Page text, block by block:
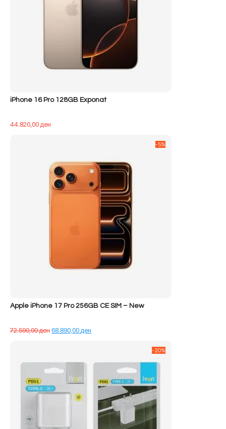
iPhone 16 Pro 128GB Exponat
44.820,00ден
Apple iPhone 17 Pro 256GB CE SIM – New
72.590,00денÇmimi
68.890,00ден
68.890,00 ден.
-5%
-20%